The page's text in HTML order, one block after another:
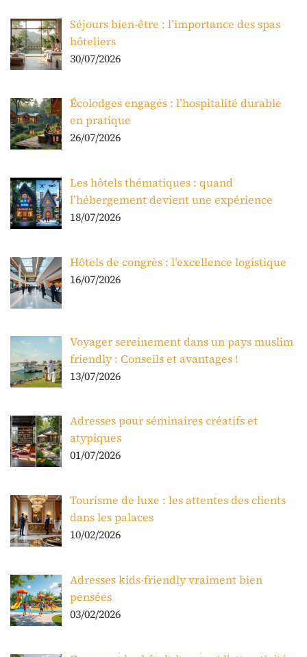
Séjours bien-être : l’importance des spas
hôteliers
30/07/2026
Écolodges engagés : l’hospitalité durable
en pratique
26/07/2026
Les hôtels thématiques : quand
l’hébergement devient une expérience
18/07/2026
Hôtels de congrès : l’excellence logistique
16/07/2026
Voyager sereinement dans un pays muslim
friendly : Conseils et avantages !
13/07/2026
Adresses pour séminaires créatifs et
atypiques
01/07/2026
Tourisme de luxe : les attentes des clients
dans les palaces
10/02/2026
Adresses kids-friendly vraiment bien
pensées
03/02/2026